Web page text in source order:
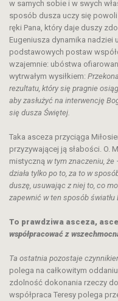
w samych sobie i w swych
sposób dusza uczy się
ręki Pana, który daje duszy
Eugeniusza dynamika nadziei
podstawowych postaw
wzajemnie: ubóstwa
wytrwałym wysiłkiem:
rezultatu, który się pragnie
aby zasłużyć na interwencję
się dusza Świętej.
Taka asceza przyciąga
przyzywającej ją słabości. O.
mistyczną w tym znaczeniu, że
działa tylko po to, za to w
duszę, usuwając z niej to, co
zapewnić w ten sposób
To prawdziwa asceza,
współpracować z
Ta ostatnia pozostaje
polega na całkowitym
zdolność dokonania rzeczy
współpraca Teresy polega